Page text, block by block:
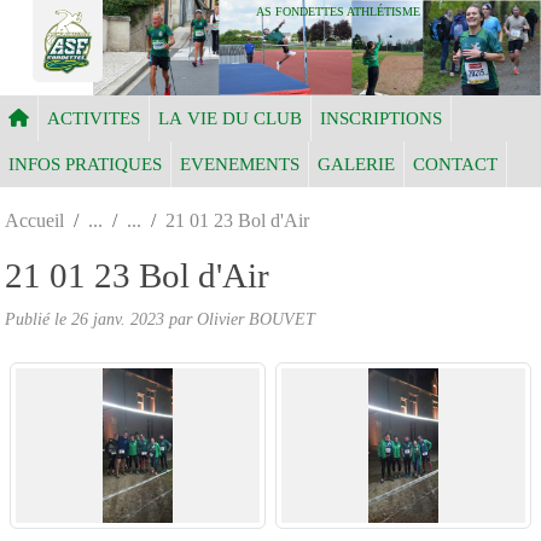
AS FONDETTES ATHLÉTISME
ACTIVITES LA VIE DU CLUB INSCRIPTIONS
INFOS PRATIQUES EVENEMENTS GALERIE CONTACT
Accueil 21 01 23 Bol d'Air
21 01 23 Bol d'Air
Publié le 26 janv. 2023 par Olivier BOUVET
Panneau de gestion des cookies